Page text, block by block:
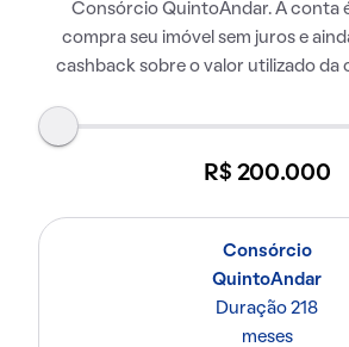
Consórcio QuintoAndar. A conta
compra seu imóvel sem juros e
cashback sobre o valor utilizado da
R$ 200.000
Consórcio
QuintoAndar
Duração 218
meses